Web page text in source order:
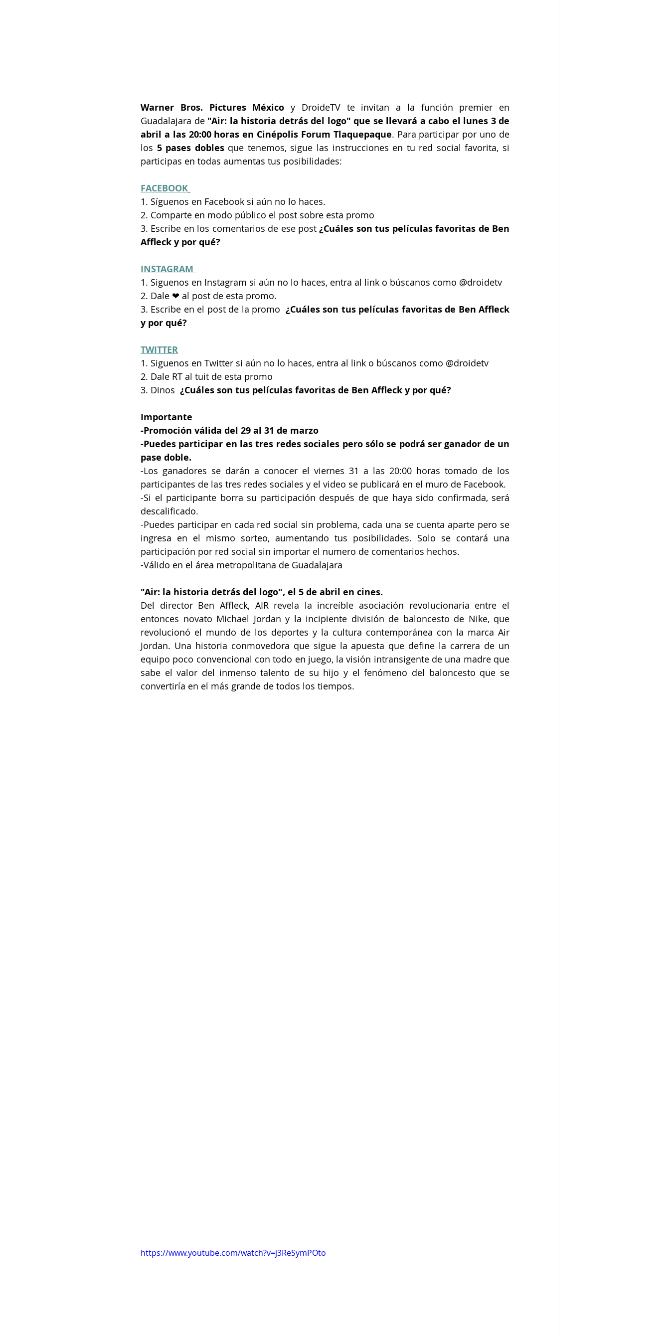
Warner Bros. Pictures México y DroideTV te invitan a la función premier en
Guadalajara de "Air: la historia detrás del logo" que se llevará a cabo el lunes 3 de
abril a las 20:00 horas en Cinépolis Forum Tlaquepaque. Para participar por uno de
los 5 pases dobles que tenemos, sigue las instrucciones en tu red social favorita, si
participas en todas aumentas tus posibilidades:
FACEBOOK
1. Síguenos en Facebook si aún no lo haces.
2. Comparte en modo público el post sobre esta promo
3. Escribe en los comentarios de ese post ¿Cuáles son tus películas favoritas de Ben
Affleck y por qué?
INSTAGRAM
1. Siguenos en Instagram si aún no lo haces, entra al link o búscanos como @droidetv
2. Dale ❤ al post de esta promo.
3. Escribe en el post de la promo ¿Cuáles son tus películas favoritas de Ben Affleck
y por qué?
TWITTER
1. Siguenos en Twitter si aún no lo haces, entra al link o búscanos como @droidetv
2. Dale RT al tuit de esta promo
3. Dinos ¿Cuáles son tus películas favoritas de Ben Affleck y por qué?
Importante
-Promoción válida del 29 al 31 de marzo
-Puedes participar en las tres redes sociales pero sólo se podrá ser ganador de un
pase doble.
-Los ganadores se darán a conocer el viernes 31 a las 20:00 horas tomado de los
participantes de las tres redes sociales y el video se publicará en el muro de Facebook.
-Si el participante borra su participación después de que haya sido confirmada, será
descalificado.
-Puedes participar en cada red social sin problema, cada una se cuenta aparte pero se
ingresa en el mismo sorteo, aumentando tus posibilidades. Solo se contará una
participación por red social sin importar el numero de comentarios hechos.
-Válido en el área metropolitana de Guadalajara
"Air: la historia detrás del logo", el 5 de abril en cines.
Del director Ben Affleck, AIR revela la increíble asociación revolucionaria entre el
entonces novato Michael Jordan y la incipiente división de baloncesto de Nike, que
revolucionó el mundo de los deportes y la cultura contemporánea con la marca Air
Jordan. Una historia conmovedora que sigue la apuesta que define la carrera de un
equipo poco convencional con todo en juego, la visión intransigente de una madre que
sabe el valor del inmenso talento de su hijo y el fenómeno del baloncesto que se
convertiría en el más grande de todos los tiempos.
https://www.youtube.com/watch?v=j3ReSymPOto